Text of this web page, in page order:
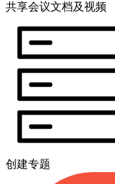
共享会议文档及视频
创建专题